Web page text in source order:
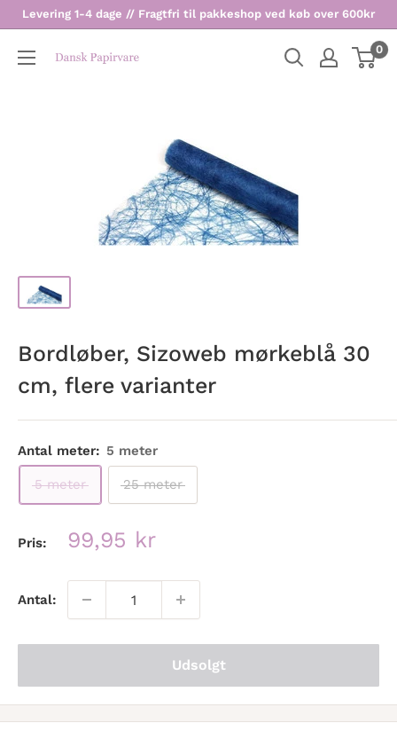
Levering 1-4 dage // Fragtfri til pakkeshop ved køb over 600kr
Dansk
0
Bordløber, Sizoweb mørkeblå 30
cm, flere varianter
Antal meter: 5 meter
5 meter 25 meter
Pris: Udsalgspris
99,95 kr
Antal:
Udsolgt